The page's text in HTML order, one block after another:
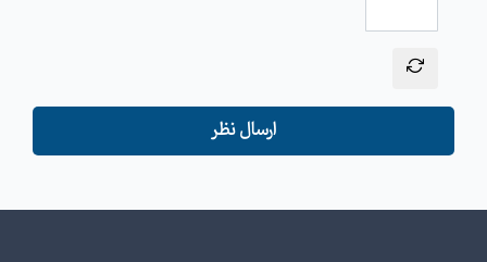
ارسال نظر